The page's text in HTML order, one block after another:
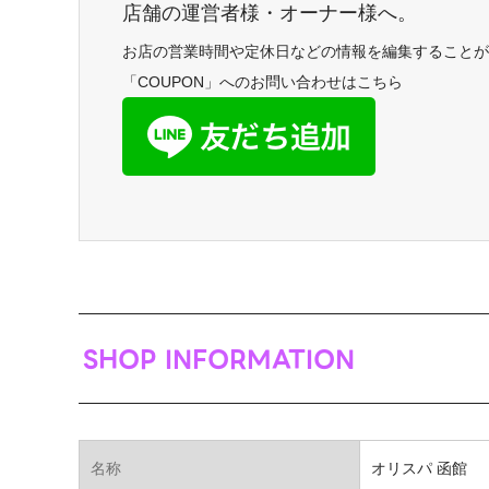
店舗の運営者様・オーナー様へ。
お店の営業時間や定休日などの情報を編集すること
「COUPON」へのお問い合わせはこちら
SHOP INFORMATION
名称 オリスパ 函館